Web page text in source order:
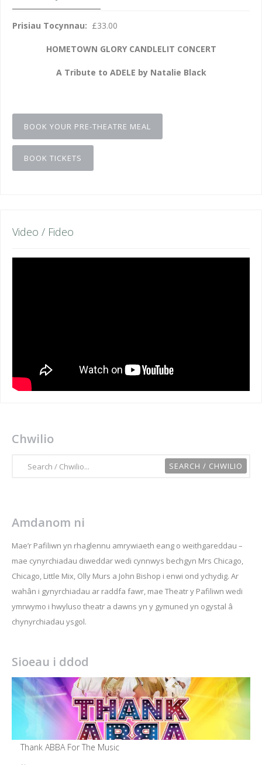
Prisiau Tocynnau: £33.00
HOMETOWN GLORY CANDLELIT CONCERT
A Tribute to ADELE by Natalie Black
BOOK YOUR PRE-THEATRE MEAL
BOOK TICKETS
Video / Fideo
Chwilio
Amdanom ni
Mae’r Pafiliwn yn rhaglennu amrywiaeth eang o weithgareddau –
mae cynyrchiadau diweddar wedi cynnwys bechgyn Mrs Chicago,
Chicago, Little Mix, Olly Murs a John Bishop i enwi ond ychydig. Ar
wahân i gynyrchiadau ar raddfa fawr, mae Theatr y Pafiliwn wedi
ymrwymo i hwyluso theatr a dawns yn y gymuned yn ogystal â
chynyrchiadau ysgol.
Sioeau i ddod
Thank ABBA For The Music